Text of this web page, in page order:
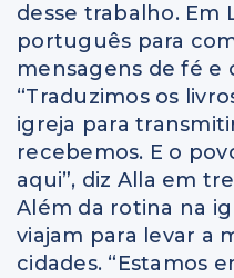
desse trabalho. Em
português para
mensagens de fé e
“Traduzimos os
igreja para
recebemos. E o
aqui”, diz Alla em
Além da rotina na
viajam para levar a
cidades. “Estamos